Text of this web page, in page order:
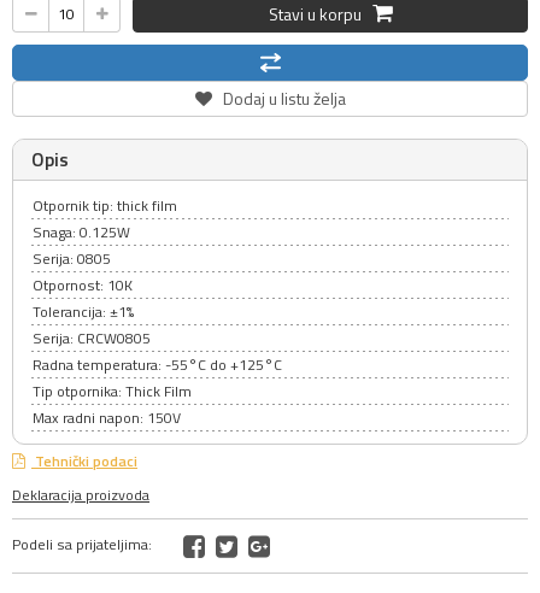
Stavi u korpu
Dodaj u listu želja
Opis
Otpornik tip: thick film
Snaga: 0.125W
Serija: 0805
Otpornost: 10K
Tolerancija: ±1%
Serija: CRCW0805
Radna temperatura: -55°C do +125°C
Tip otpornika: Thick Film
Max radni napon: 150V
Tehnički podaci
Deklaracija proizvoda
Podeli sa prijateljima: